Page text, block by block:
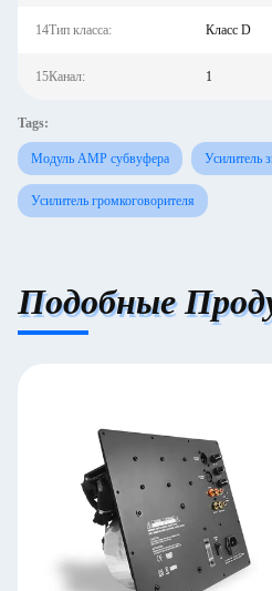
14Тип класса: Класс D
15Канал: 1
Tags:
Модуль AMP субвуфера Усилитель
Усилитель громкоговорителя
Подобные